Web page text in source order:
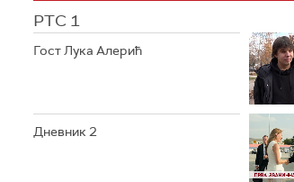
РТС 1
Гост Лука Алерић
Дневник 2